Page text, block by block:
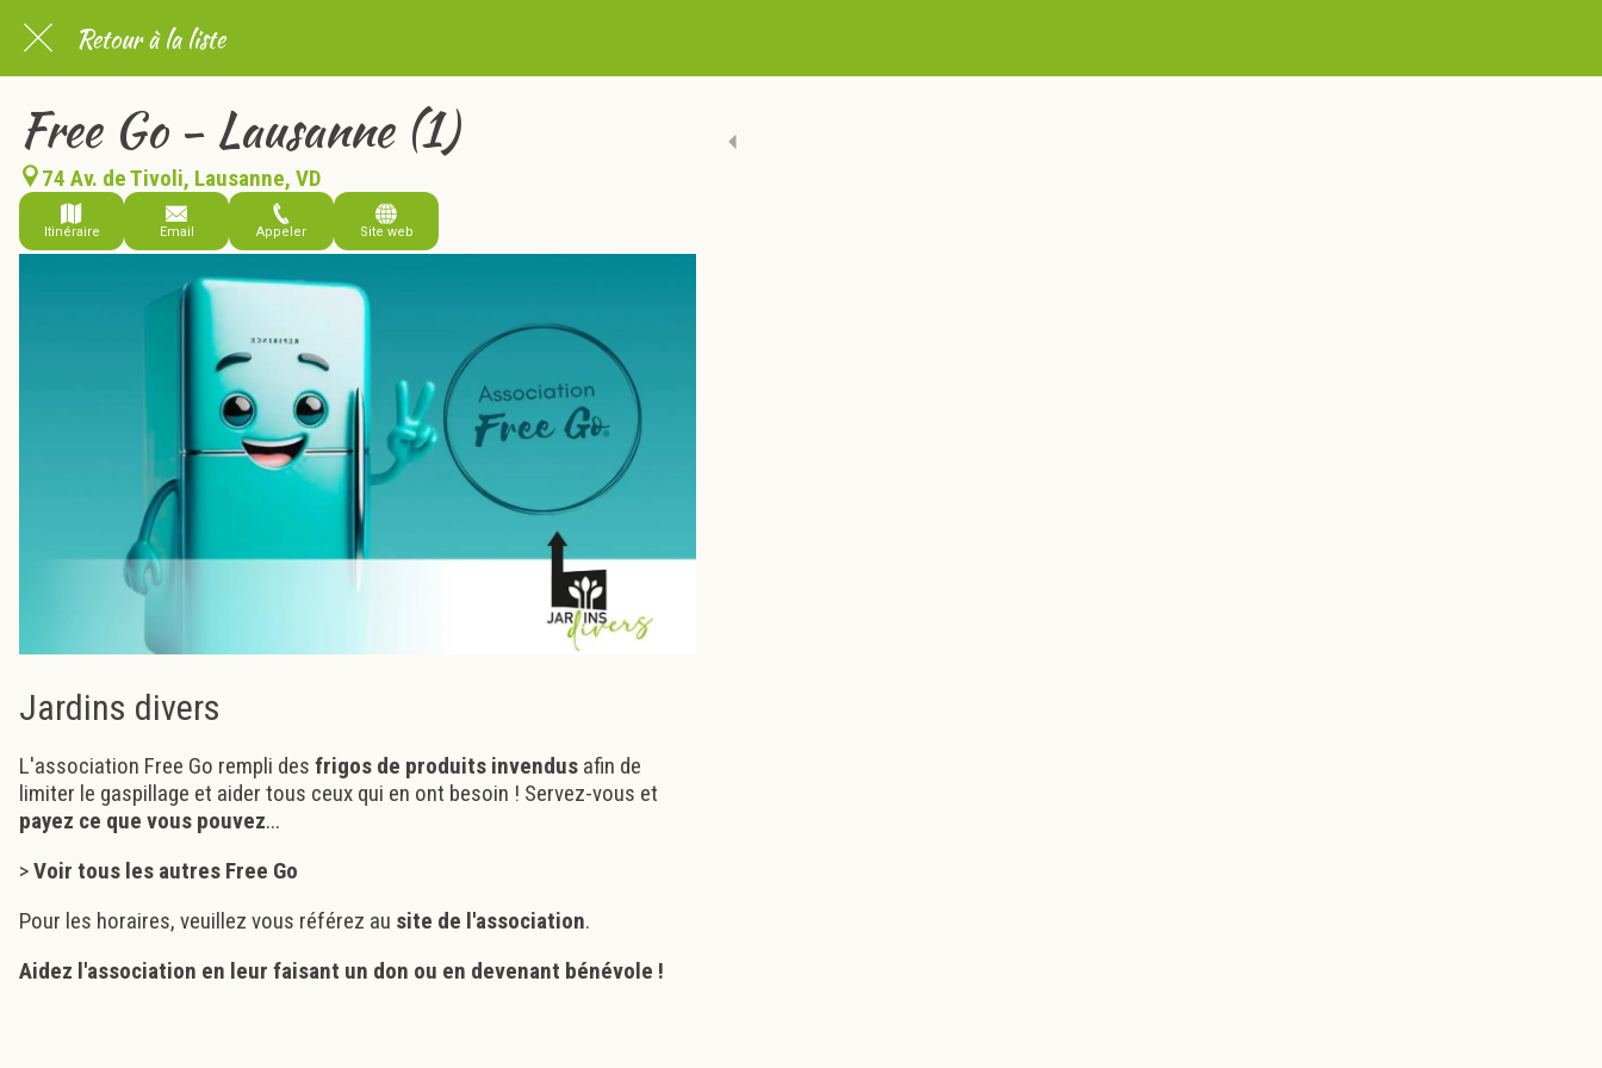
Retour à la liste
Free Go - Lausanne (1)
74 Av. de Tivoli, Lausanne, VD
Itinéraire Email Appeler Site web
Jardins divers
L'association Free Go rempli des frigos de produits invendus afin de
limiter le gaspillage et aider tous ceux qui en ont besoin ! Servez-vous et
payez ce que vous pouvez...
>Voir tous les autres Free Go
Pour les horaires, veuillez vous référez au site de l'association.
Aidez l'association en leur faisant un don ou en devenant bénévole !